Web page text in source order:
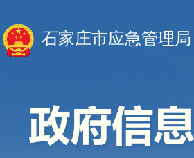
石家庄市应急管理局